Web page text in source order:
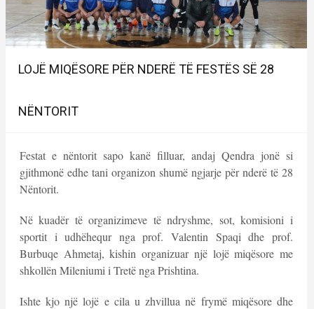
LOJË MIQËSORE PËR NDERË TË FESTËS SË 28
NËNTORIT
Festat e nëntorit sapo kanë filluar, andaj Qendra jonë si
gjithmonë edhe tani organizon shumë ngjarje për nderë të 28
Nëntorit.
Në kuadër të organizimeve të ndryshme, sot, komisioni i
sportit i udhëhequr nga prof. Valentin Spaqi dhe prof.
Burbuqe Ahmetaj, kishin organizuar një lojë miqësore me
shkollën Mileniumi i Tretë nga Prishtina.
Ishte kjo një lojë e cila u zhvillua në frymë miqësore dhe